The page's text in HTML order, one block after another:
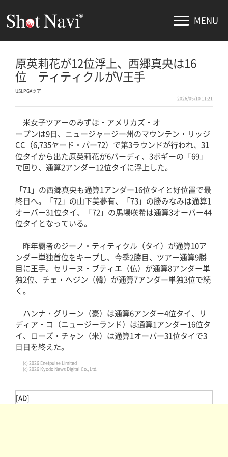
MENU
原英莉花が12位浮上、西郷真央は16
位 ティティクルがV王手
USLPGAツアー
2026/05/10 11:21
米女子ツアーのみずほ・アメリカズ・オ
ープンは9日、ニュージャージー州のマウンテン・リッジ
CC（6,735ヤード・パー72）で第3ラウンドが行われ、31
位タイから出た原英莉花が6バーディ、3ボギーの「69」
で回り、通算2アンダー12位タイに浮上した。
「71」の西郷真央も通算1アンダー16位タイと好位置で最
終日へ。「72」の山下美夢有、「73」の勝みなみは通算1
オーバー31位タイ、「72」の馬場咲希は通算3オーバー44
位タイとなっている。
昨年覇者のジーノ・ティティクル（タイ）が通算10ア
ンダー単独首位をキープし、今季2勝目、ツアー通算9勝
目に王手。セリーヌ・ブティエ（仏）が通算8アンダー単
独2位、チェ・ヘジン（韓）が通算7アンダー単独3位で続
く。
ハンナ・グリーン（豪）は通算6アンダー4位タイ、リ
ディア・コ（ニュージーランド）は通算1アンダー16位タ
イ、ローズ・チャン（米）は通算1オーバー31位タイで3
日目を終えた。
(c) 2026 Enetpulse Limited
(c) 2026 Kyodo News Digital Co., Ltd.
[AD]